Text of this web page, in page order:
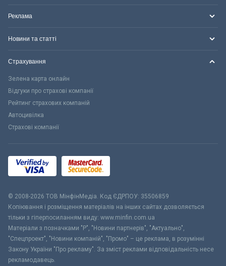
Реклама
Новини та статті
Страхування
Зелена карта онлайн
Відгуки про страхові компанії
Рейтинг страхових компаній
Автоцивілка
Страхові компанії
© 2008-2026 ТОВ МiнфiнМедiа. Код ЄДРПОУ: 35506859
Копіювання і розміщення матеріалів на інших сайтах дозволяється
тільки з гіперпосиланням виду: www.minfin.com.ua
Матеріали з позначками "Р", "Новини партнерів", "Актуально",
"Спецпроект", "Новини компаній", "Промо" – це реклама, в розумінні
Закону України "Про рекламу". За зміст реклами відповідальність несе
рекламодавець.